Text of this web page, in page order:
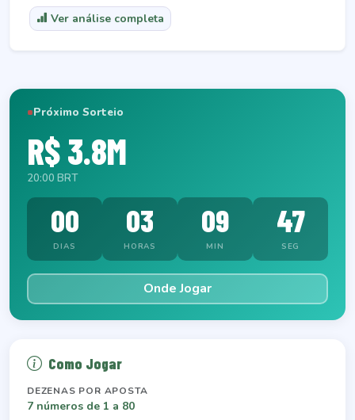
Ver análise completa
Próximo Sorteio
R$ 3.8M
20:00 BRT
00
DIAS
03
HORAS
09
MIN
46
SEG
Onde Jogar
Como Jogar
DEZENAS POR APOSTA
7 números de 1 a 80